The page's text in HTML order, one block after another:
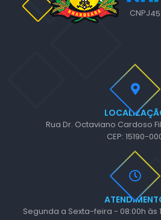
Rua Dr. Octaviano Cardoso
CEP: 15190-
Segunda a Sexta-feira - 08:00h às
CNPJ